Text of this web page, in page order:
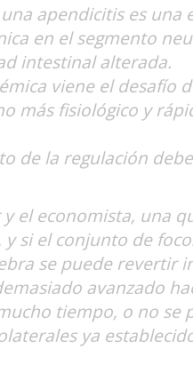
apendicitis es
en el segmento
intestinal alterada.
viene el
más fisiológico y
de la regulación
el economista, una
si el conjunto de
se puede revertir
avanzado
tiempo, o no
ya